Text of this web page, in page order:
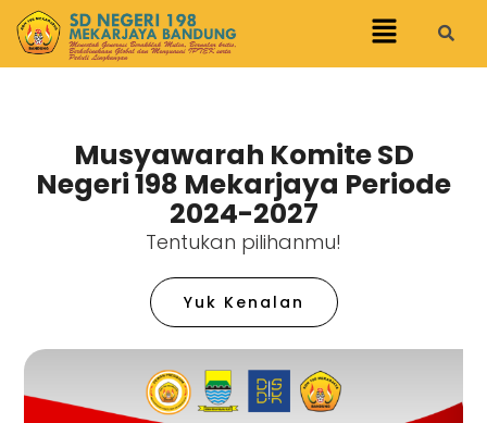
Musyawarah Komite SD
Negeri 198 Mekarjaya Periode
2024-2027
Tentukan pilihanmu!
Yuk Kenalan